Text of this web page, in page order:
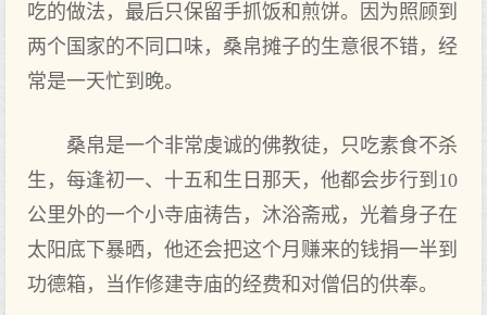
吃的做法，最后只保留手抓饭和煎饼。因为照顾到
两个国家的不同口味，桑帛摊子的生意很不错，经
常是一天忙到晚。
桑帛是一个非常虔诚的佛教徒，只吃素食不杀
生，每逢初一、十五和生日那天，他都会步行到10
公里外的一个小寺庙祷告，沐浴斋戒，光着身子在
太阳底下暴晒，他还会把这个月赚来的钱捐一半到
功德箱，当作修建寺庙的经费和对僧侣的供奉。